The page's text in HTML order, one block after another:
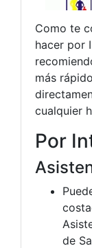
Como te
hacer por
más
cualquier
Por
de